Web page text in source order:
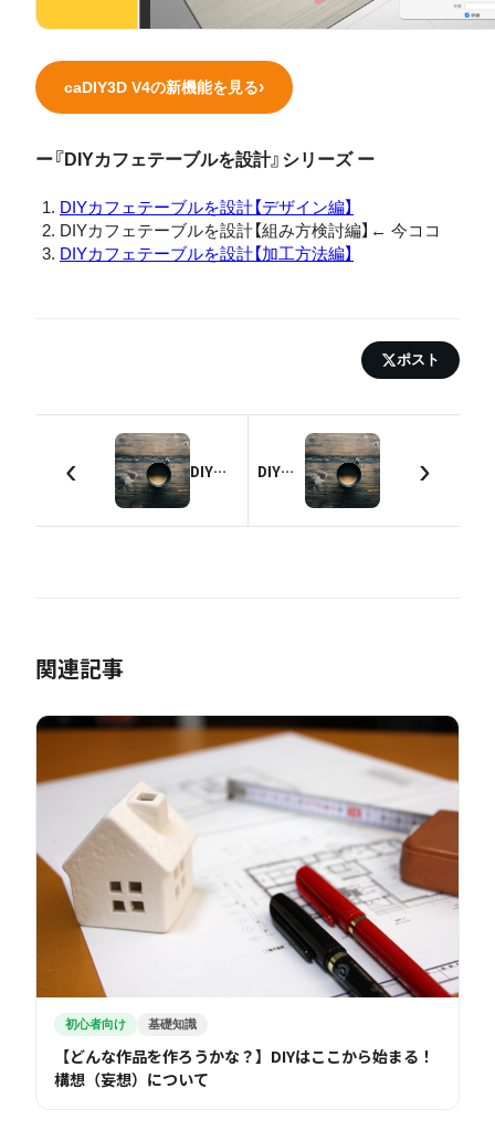
caDIY3D V4の新機能を見る
ー『DIYカフェテーブルを設計』シリーズ ー
DIYカフェテーブルを設計【デザイン編】
DIYカフェテーブルを設計【組み方検討編】← 今ココ
DIYカフェテーブルを設計【加工方法編】
ポスト
‹ DIYカフェテーブルを設計【デザイン編】 DIYカフェテーブルを設計【加工の検討編】 ›
関連記事
初心者向け 基礎知識
【どんな作品を作ろうかな？】DIYはここから始まる！
構想（妄想）について